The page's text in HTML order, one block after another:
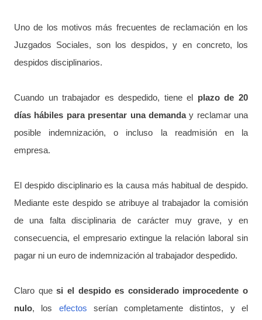
Uno de los motivos más frecuentes de reclamación en los
Juzgados Sociales, son los despidos, y en concreto, los
despidos disciplinarios.
Cuando un trabajador es despedido, tiene el plazo de 20
días hábiles para presentar una demanday reclamar una
posible indemnización, o incluso la readmisión en la
empresa.
El despido disciplinario es la causa más habitual de despido.
Mediante este despido se atribuye al trabajador la comisión
de una falta disciplinaria de carácter muy grave, y en
consecuencia, el empresario extingue la relación laboral sin
pagar ni un euro de indemnización al trabajador despedido.
Claro quesi el despido es considerado improcedente o
nulo, los efectos serían completamente distintos, y el